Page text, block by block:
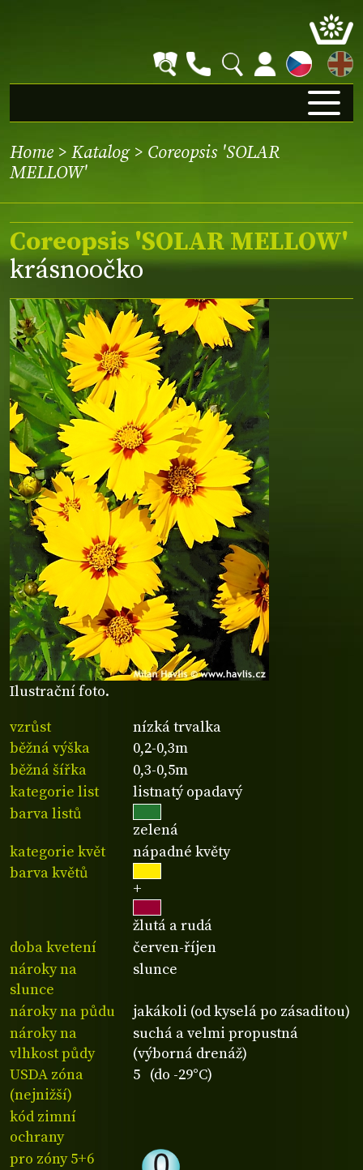
EN
Home > Katalog> Coreopsis 'SOLAR
MELLOW'
Ilustrační foto.
Coreopsis 'SOLAR MELLOW'
krásnoočko
vzrůst
nízká trvalka
běžná výška
0,2-0,3m
běžná šířka
0,3-0,5m
kategorie list
listnatý opadavý
barva listů
zelená
kategorie květ
nápadné květy
barva květů
+
žlutá a rudá
doba kvetení
červen-říjen
nároky na
slunce
slunce
nároky na půdu
jakákoli (od kyselá po zásaditou)
nároky na
vlhkost půdy
suchá a velmi propustná
(výborná drenáž)
USDA zóna
(nejnižší)
5 (do -29°C)
kód zimní
ochrany
pro zóny 5+6